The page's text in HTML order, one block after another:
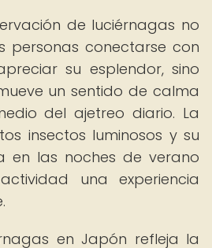
de luciérnagas no
personas conectarse con
su esplendor, sino
un sentido de calma
del ajetreo diario. La
insectos luminosos y su
en las noches de verano
una experiencia
en Japón refleja la